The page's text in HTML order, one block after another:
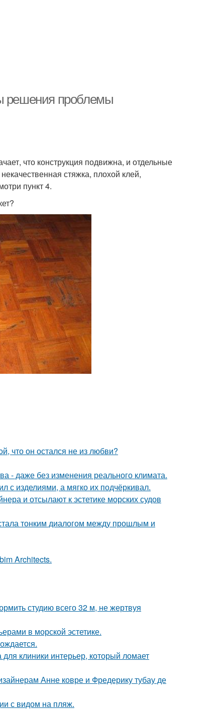
решения проблемы
что конструкция подвижна, и отдельные
стяжка, плохой клей,
пункт 4.
что он остался не из любви?
- даже без изменения реального климата.
с изделиями, а мягко их подчёркивал.
и отсылают к эстетике морских судов
тонким диалогом между прошлым и
Architects.
студию всего 32 м, не жертвуя
в морской эстетике.
клиники интерьер, который ломает
Анне ковре и Фредерику тубау де
с видом на пляж.